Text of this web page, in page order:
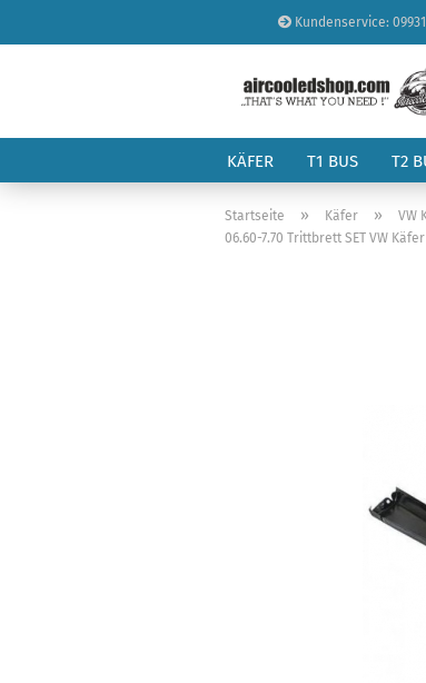
Kundenservice:
KÄFER T1 BUS T2
Startseite » Käfer » VW
06.60-7.70 Trittbrett SET VW